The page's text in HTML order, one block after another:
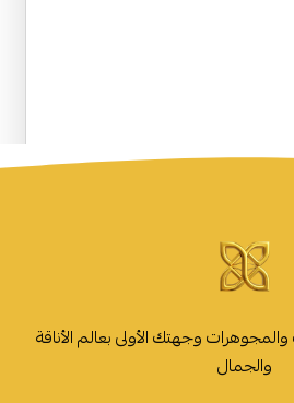
وجهتك الأولى بعالم الأناقة
والجمال